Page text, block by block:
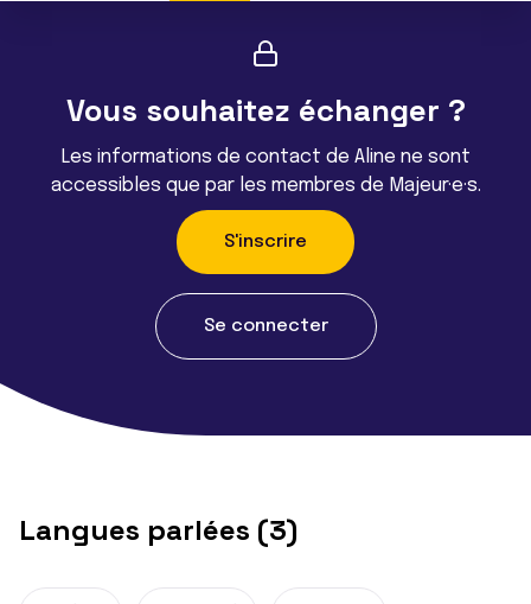
Vous souhaitez échanger ?
Les informations de contact de Aline ne sont
accessibles que par les membres de Majeur·e·s.
S'inscrire
Se connecter
Langues parlées (3)